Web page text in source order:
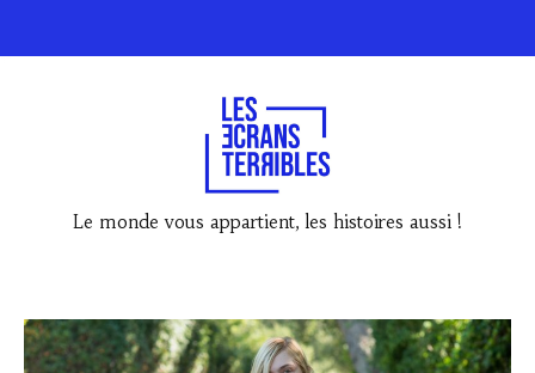
Le monde vous appartient, les histoires aussi !